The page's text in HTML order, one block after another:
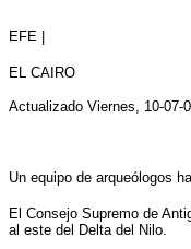
EFE |
EL CAIRO
Actualizado Viernes, 10-07-
Un equipo de arqueólogos
El Consejo Supremo de
al este del Delta del Nilo.